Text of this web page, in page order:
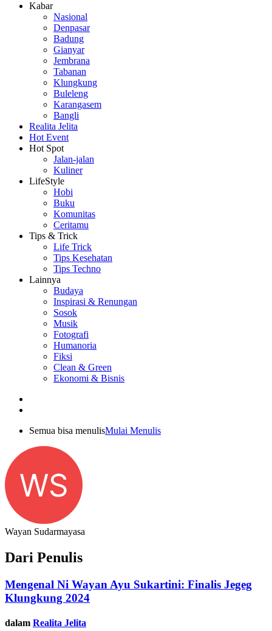
Kabar
Nasional
Denpasar
Badung
Gianyar
Jembrana
Tabanan
Klungkung
Buleleng
Karangasem
Bangli
Realita Jelita
Hot Event
Hot Spot
Jalan-jalan
Kuliner
LifeStyle
Hobi
Buku
Komunitas
Ceritamu
Tips & Trick
Life Trick
Tips Kesehatan
Tips Techno
Lainnya
Budaya
Inspirasi & Renungan
Sosok
Musik
Fotografi
Humanoria
Fiksi
Clean & Green
Ekonomi & Bisnis
Semua bisa menulisMulai Menulis
WS
Wayan Sudarmayasa
Dari Penulis
Mengenal Ni Wayan Ayu Sukartini: Finalis Jegeg
Klungkung 2024
dalam Realita Jelita